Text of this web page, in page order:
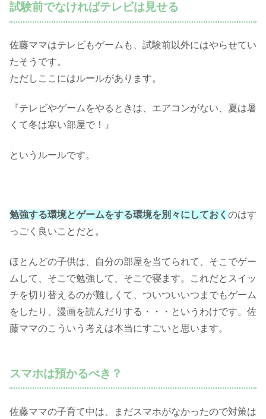
試験前でなければテレビは見せる
佐藤ママはテレビもゲームも、試験前以外にはやらせてい
たそうです。
ただしここにはルールがあります。
『テレビやゲームをやるときは、エアコンがない、夏は暑
くて冬は寒い部屋で！』
というルールです。
勉強する環境とゲームをする環境を別々にしておく のはす
っごく良いことだと。
ほとんどの子供は、自分の部屋を当てられて、そこでゲー
ムして、そこで勉強して、そこで寝ます。これだとスイッ
チを切り替えるのが難しくて、ついついいつまでもゲーム
をしたり、漫画を読んだりする・・・というわけです。佐
藤ママのこういう考えは本当にすごいと思います。
スマホは預かるべき？
佐藤ママの子育て中は、まだスマホがなかったので対策は